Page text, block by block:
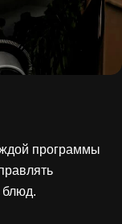
программы
блюд.